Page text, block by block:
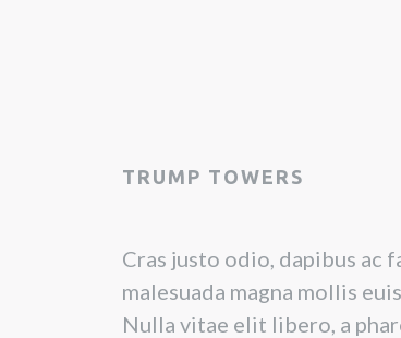
TRUMP TOWERS
Cras justo odio, dapibus ac
malesuada magna mollis
Nulla vitae elit libero, a